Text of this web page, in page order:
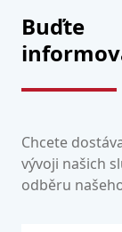
Buďte
Chcete
vývoji našich
odběru